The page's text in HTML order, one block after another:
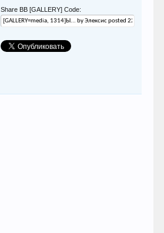
Share BB [GALLERY] Code: